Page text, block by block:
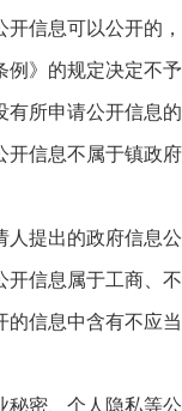
开信息可以公开的
例》的规定决定不
有所申请公开信息
开信息不属于镇政
人提出的政府信息
开信息属于工商、
的信息中含有不应
秘密、个人隐私等